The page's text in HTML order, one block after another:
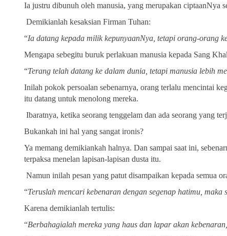
Ia justru dibunuh oleh manusia, yang merupakan ciptaanNya
Demikianlah kesaksian Firman Tuhan:
“Ia datang kepada milik kepunyaanNya, tetapi orang-orang
Mengapa sebegitu buruk perlakuan manusia kepada Sang
“Terang telah datang ke dalam dunia, tetapi manusia lebih
Inilah pokok persoalan sebenarnya, orang terlalu mencintai
itu datang untuk menolong mereka.
Ibaratnya, ketika seorang tenggelam dan ada seorang yang
Bukankah ini hal yang sangat ironis?
Ya memang demikiankah halnya. Dan sampai saat ini,
terpaksa menelan lapisan-lapisan dusta itu.
Namun inilah pesan yang patut disampaikan kepada semua
“Teruslah mencari kebenaran dengan segenap hatimu,
Karena demikianlah tertulis:
“Berbahagialah mereka yang haus dan lapar akan